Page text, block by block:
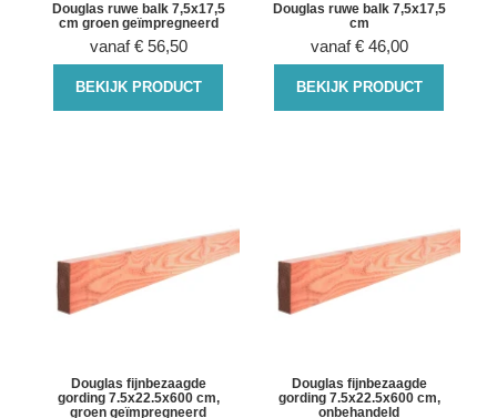
Douglas ruwe balk 7,5x17,5
cm groen geïmpregneerd
vanaf € 56,50
BEKIJK PRODUCT
Douglas ruwe balk 7,5x17,5
cm
vanaf € 46,00
BEKIJK PRODUCT
Douglas fijnbezaagde
gording 7.5x22.5x600 cm,
groen geïmpregneerd
Douglas fijnbezaagde
gording 7.5x22.5x600 cm,
onbehandeld